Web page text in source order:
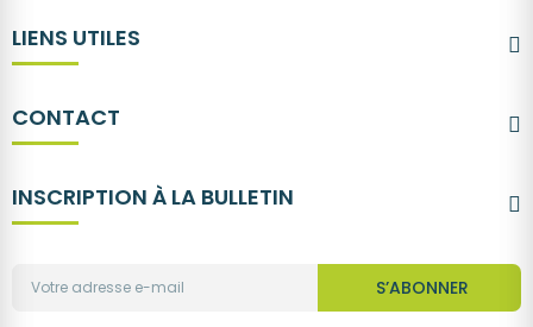
LIENS UTILES
CONTACT
INSCRIPTION À LA BULLETIN
S’ABONNER